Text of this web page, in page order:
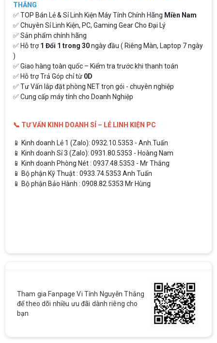
THẮNG
✅ TOP Bán Lẻ & Sỉ Linh Kiện Máy Tính Chính Hãng Miền Nam
✅ Chuyên Sỉ Linh Kiện, PC, Gaming Gear Cho Đại Lý
✅ Sản phẩm chính hãng
✅ Hỗ trợ1 Đổi 1 trong 30ngày đầu ( Riêng Màn, Laptop 7 ngày
)
✅ Giao hàng toàn quốc – Kiểm tra trước khi thanh toán
✅ Hỗ trợ Trả Góp chỉ từ 0D
✅ Tư Vấn lắp đặt phòng NET trọn gói - chuyên nghiệp
✅ Cung cấp máy tính cho Doanh Nghiệp
📞 TƯ VẤN KINH DOANH SỈ – LẺ LINH KIỆN PC
📱 Kinh doanh Lẻ 1 (Zalo): 0932.10.5353 - Anh.Tuấn
📱 Kinh doanh Sỉ 3 (Zalo): 0931.80.5353 - Hoàng Nam
📱 Kinh doanh Phòng Nét : 0937.48.5353 - Mr Thắng
📱 Bộ phận Kỹ Thuật : 0933.74.5353 Anh Tuấn
📱 Bộ phận Bảo Hành : 0908.82.5353 Mr Hùng
Tham gia Fanpage Vi Tính Nguyễn Thắng
để theo dõi nhiều ưu đãi dành riêng cho
bạn